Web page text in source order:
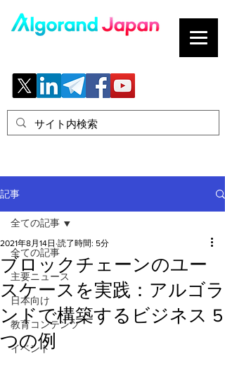
記事
全ての記事
主要ニュース
日本向け
教育コンテンツ
イベント
全ての記事
ブロックチェーンのユー
スケースを実践：アルゴラ
ンドで構築するビジネス 5
つの例
2021年8月14日 読了時間: 5分